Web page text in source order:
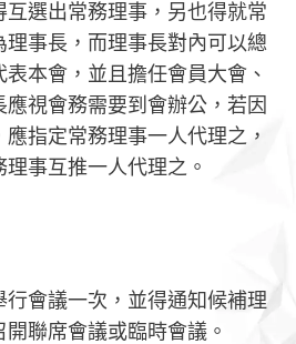
選出常務理事，另也得就常
事長，而理事長對內可以總
本會，並且擔任會員大會、
視會務需要到會辦公，若因
指定常務理事一人代理之，
事互推一人代理之。
行會議一次，並得通知候補理
聯席會議或臨時會議。